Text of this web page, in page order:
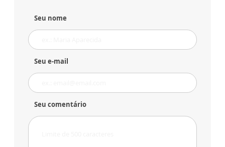
Seu nome
Seu e-mail
Seu comentário